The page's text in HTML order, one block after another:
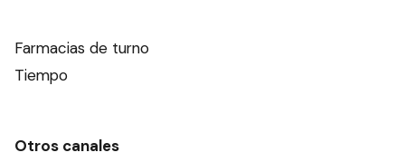
Farmacias de turno
Tiempo
Otros canales